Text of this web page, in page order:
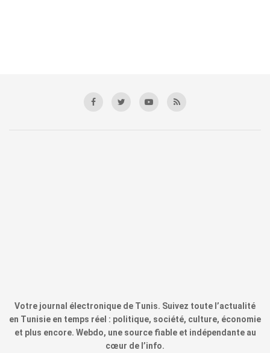
Votre journal électronique de Tunis. Suivez toute l’actualité
en Tunisie en temps réel : politique, société, culture, économie
et plus encore. Webdo, une source fiable et indépendante au
cœur de l’info.